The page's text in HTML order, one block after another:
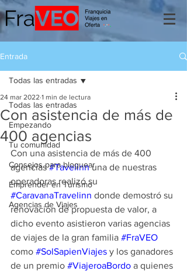
Entrada
Todas las entradas
Empezando
Tu comunidad
Consejos para bloguear
Emprender en Turismo
Agencias de Viajes
Todas las entradas
Con asistencia de más de
400 agencias
24 mar 2022 1 min de lectura
Con una asistencia de más de 400
agencias #Tavelinn una de nuestras
operadoras realizó su
#CaravanaTravelinn donde demostró su
renovación de propuesta de valor, a
dicho evento asistieron varias agencias
de viajes de la gran familia #FraVEO
como #SolSapienViajes y los ganadores
de un premio #ViajeroaBordo a quienes